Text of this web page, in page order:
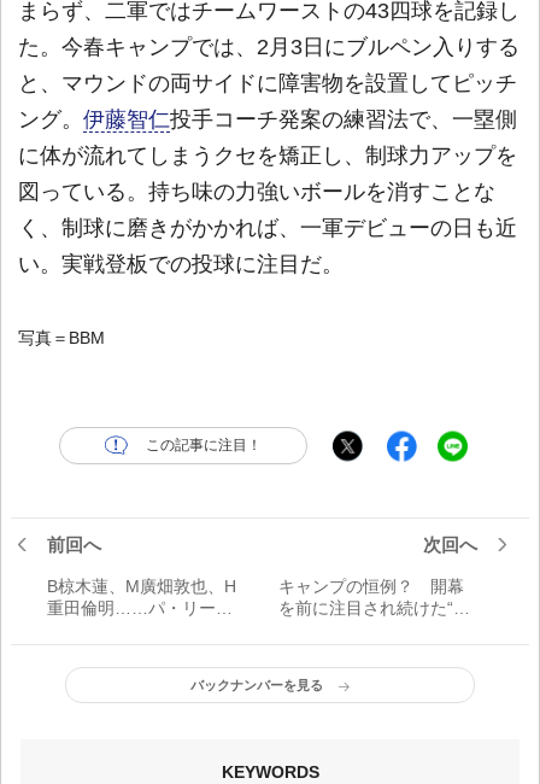
まらず、二軍ではチームワーストの43四球を記録し
た。今春キャンプでは、2月3日にブルペン入りする
と、マウンドの両サイドに障害物を設置してピッチ
ング。 伊藤智仁投手コーチ発案の練習法で、一塁側
に体が流れてしまうクセを矯正し、制球力アップを
図っている。持ち味の力強いボールを消すことな
く、制球に磨きがかかれば、一軍デビューの日も近
い。実戦登板での投球に注目だ。
写真＝BBM
この記事に注目！
前回へ
B椋木蓮、M廣畑敦也、H
重田倫明……パ・リーグ6
「若手投手」は？
次回へ
キャンプの恒例？ 開幕
を前に注目され続けた“ド
字」とは【プロ野球はみ
だし録】
バックナンバーを見る
KEYWORDS